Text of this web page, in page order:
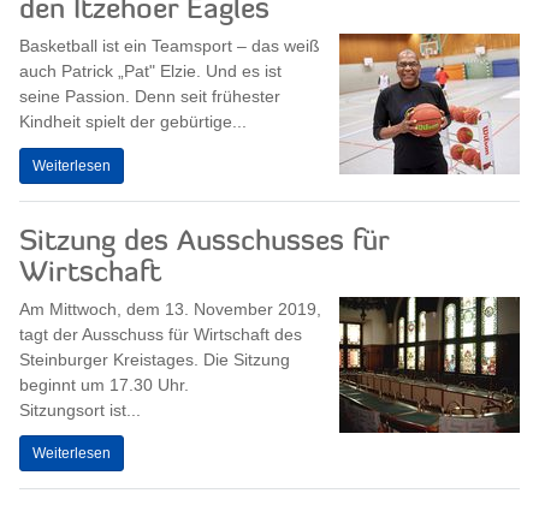
den Itzehoer Eagles
Basketball ist ein Teamsport – das weiß
auch Patrick „Pat" Elzie. Und es ist
seine Passion. Denn seit frühester
Kindheit spielt der gebürtige...
Weiterlesen
Sitzung des Ausschusses für
Wirtschaft
Am Mittwoch, dem 13. November 2019,
tagt der Ausschuss für Wirtschaft des
Steinburger Kreistages. Die Sitzung
beginnt um 17.30 Uhr.
Sitzungsort ist...
Weiterlesen